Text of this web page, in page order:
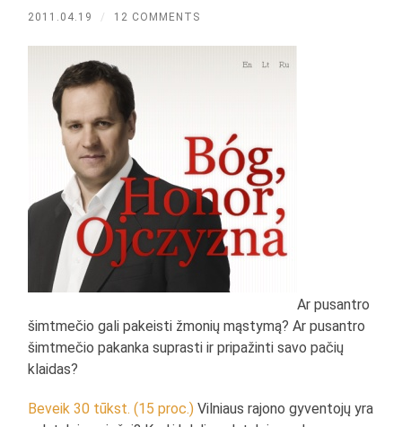
2011.04.19 / 12 COMMENTS
Ar pusantro
šimtmečio gali pakeisti žmonių mąstymą? Ar pusantro
šimtmečio pakanka suprasti ir pripažinti savo pačių
klaidas?
Beveik 30 tūkst. (15 proc.)Vilniaus rajono gyventojų yra